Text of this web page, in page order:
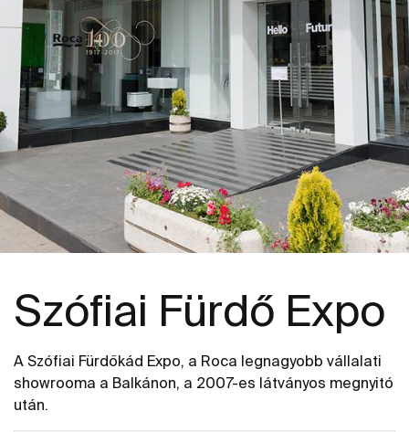
Szófiai Fürdő Expo
A Szófiai Fürdőkád Expo, a Roca legnagyobb vállalati
showrooma a Balkánon, a 2007-es látványos megnyitó
után.